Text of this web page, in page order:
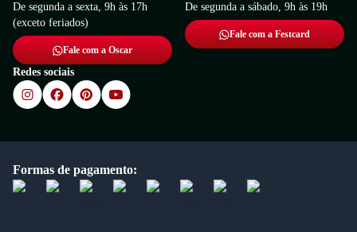
De segunda a sexta, 9h às 17h
(exceto feriados)
Fale com a Oscar
De segunda a sábado, 9h às 19h
Fale com a Festcard
Redes sociais
Formas de pagamento: